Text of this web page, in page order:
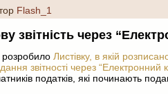
Flash_1
звітність через
розробило Листівку, в якій
звітності через “Електронний
податків, які починають